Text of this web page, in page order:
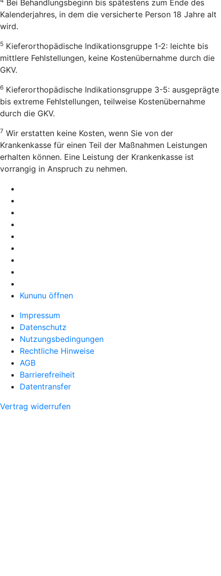
Bei Behandlungsbeginn bis spätestens zum Ende des
Kalenderjahres, in dem die versicherte Person 18 Jahre alt
wird.
5 Kieferorthopädische Indikationsgruppe 1-2: leichte bis
mittlere Fehlstellungen, keine Kostenübernahme durch die
GKV.
6 Kieferorthopädische Indikationsgruppe 3-5: ausgeprägte
bis extreme Fehlstellungen, teilweise Kostenübernahme
durch die GKV.
7 Wir erstatten keine Kosten, wenn Sie von der
Krankenkasse für einen Teil der Maßnahmen Leistungen
erhalten können. Eine Leistung der Krankenkasse ist
vorrangig in Anspruch zu nehmen.
Kununu öffnen
Impressum
Datenschutz
Nutzungsbedingungen
Rechtliche Hinweise
AGB
Barrierefreiheit
Datentransfer
Vertrag widerrufen